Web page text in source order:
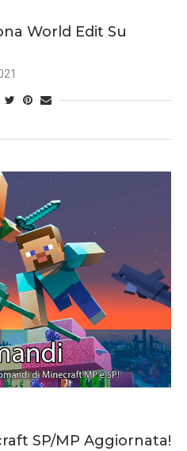
World Edit Su
SP/MP Aggiornata!